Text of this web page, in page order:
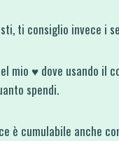
ti consiglio invece i
mio ♥ dove usando il
spendi.
è cumulabile anche